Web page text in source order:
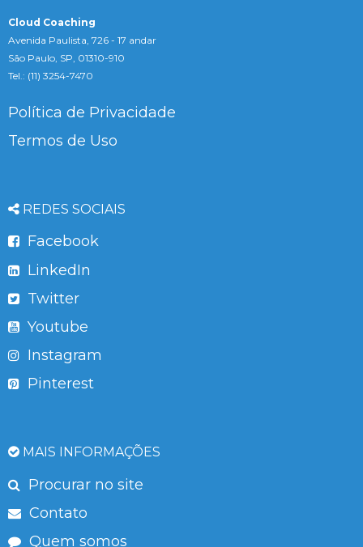
Cloud Coaching
Avenida Paulista, 726 - 17 andar
São Paulo, SP, 01310-910
Tel.: (11) 3254-7470
Política de Privacidade
Termos de Uso
REDES SOCIAIS
Facebook
LinkedIn
Twitter
Youtube
Instagram
Pinterest
MAIS INFORMAÇÕES
Procurar no site
Contato
Quem somos